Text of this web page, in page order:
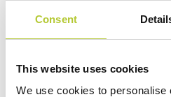
Consent
This website uses cookies
We use cookies to personalise
consalez rossi architetti
Architetti Associati, LPA Longo
Partners